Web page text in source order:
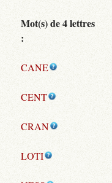
Mot(s) de 4 lettres
:
CANE
CENT
CRAN
LOTI